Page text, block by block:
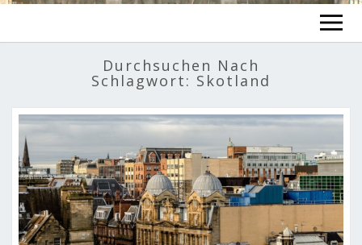
GUIDE FINDEN
BLOG
BUCHUNG
VORTRAG
ÜBER UNS
LOG IND
Durchsuchen Nach
Schlagwort: Skotland